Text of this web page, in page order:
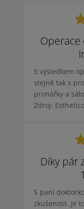
Operace
S výsledkem
stejně tak s
primářky a
Zdroj:
Díky pár
S paní
zkušenost. Je